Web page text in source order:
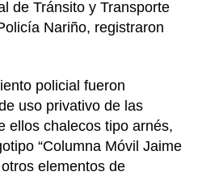
de Tránsito y Transporte
Nariño, registraron
policial fueron
uso privativo de las
ellos chalecos tipo arnés,
“Columna Móvil Jaime
elementos de